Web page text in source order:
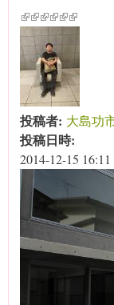
(link is external)
(link is external)
(link is external)
(link is
(link is
(link is
投稿者: 大島功
投稿日時:
2014-12-15 16:11